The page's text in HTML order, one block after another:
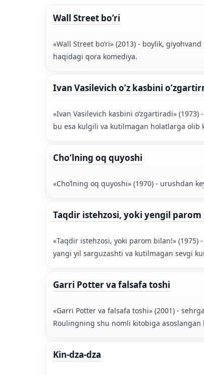
Wall Street bo’ri
«Wall Street bo’ri» (2013) - boylik,
haqidagi qora komediya.
Ivan Vasilevich o’z kasbini
«Ivan Vasilevich kasbini o’zgartiradi»
bu esa kulgili va kutilmagan holatlarga olib
Choʻlning oq quyoshi
«Choʻlning oq quyoshi» (1970) - urushdan
Taqdir istehzosi, yoki yengil parom
«Taqdir istehzosi, yoki parom bilan!»
yangi yil sarguzashti va kutilmagan sevgi
Garri Potter va falsafa toshi
«Garri Potter va falsafa toshi» (2001) -
Roulingning shu nomli kitobiga asoslangan
Kin-dza-dza